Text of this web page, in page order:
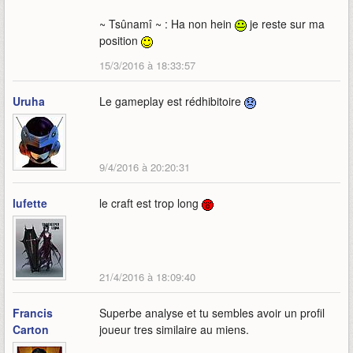
~ Tsûnamî ~ : Ha non hein
je reste sur ma
position
15/3/2016 à 18:33:57
Uruha Le gameplay est rédhibitoire
9/4/2016 à 20:20:31
lufette le craft est trop long
21/4/2016 à 18:09:40
Francis
Carton
Superbe analyse et tu sembles avoir un profil
joueur tres similaire au miens.